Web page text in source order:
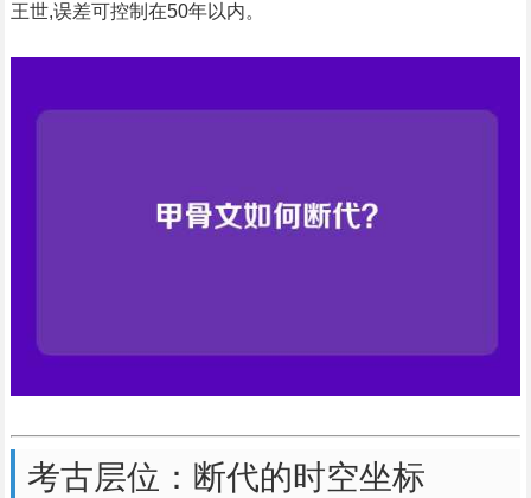
王世,误差可控制在50年以内。
考古层位：断代的时空坐标